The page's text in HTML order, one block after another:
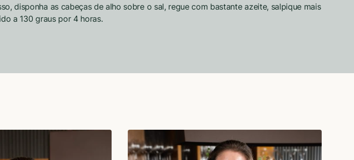
disponha as cabeças de alho sobre o sal, regue com bastante azeite, salpique mais
a 130 graus por 4 horas.